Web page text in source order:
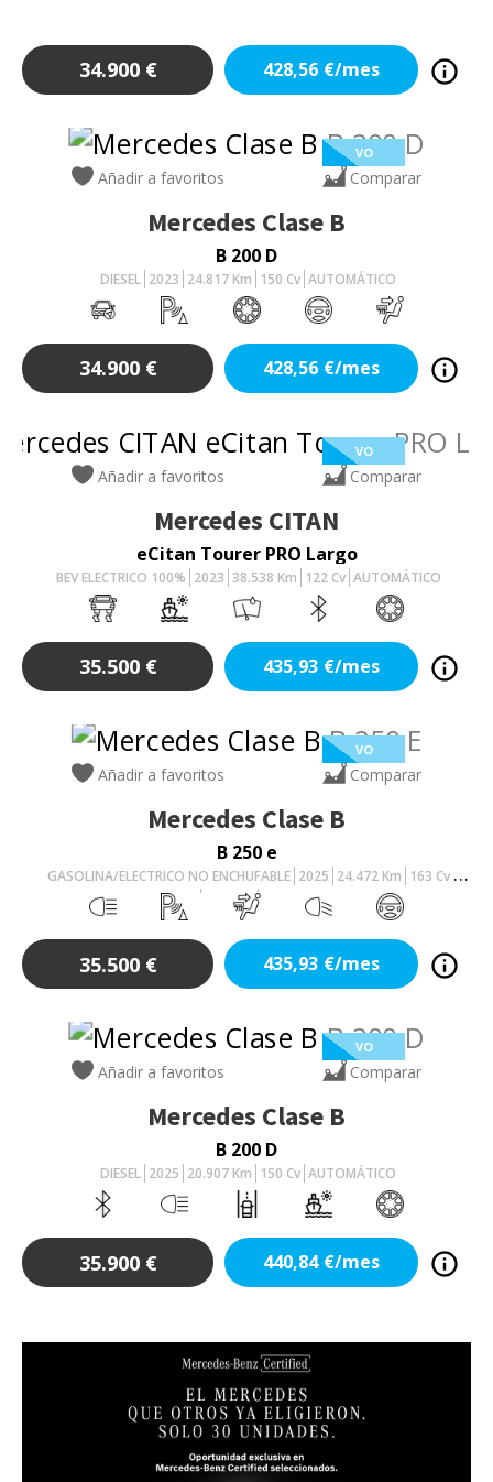
34.900 € 428,56 €/mes
VO
Añadir a favoritos Comparar
Mercedes Clase B
B 200 D
DIESEL 2023 24.817 Km 150 Cv AUTOMÁTICO
34.900 € 428,56 €/mes
VO
Añadir a favoritos Comparar
Mercedes CITAN
eCitan Tourer PRO Largo
BEV ELECTRICO 100% 2023 38.538 Km 122Cv AUTOMÁTICO
35.500 € 435,93 €/mes
VO
Añadir a favoritos Comparar
Mercedes Clase B
B 250 e
GASOLINA/ELECTRICO NO ENCHUFABLE 2025 24.472Km 163 Cv
AUTOMÁTICO
35.500 € 435,93 €/mes
VO
Añadir a favoritos Comparar
Mercedes Clase B
B 200 D
DIESEL 2025 20.907 Km 150 Cv AUTOMÁTICO
35.900 € 440,84 €/mes